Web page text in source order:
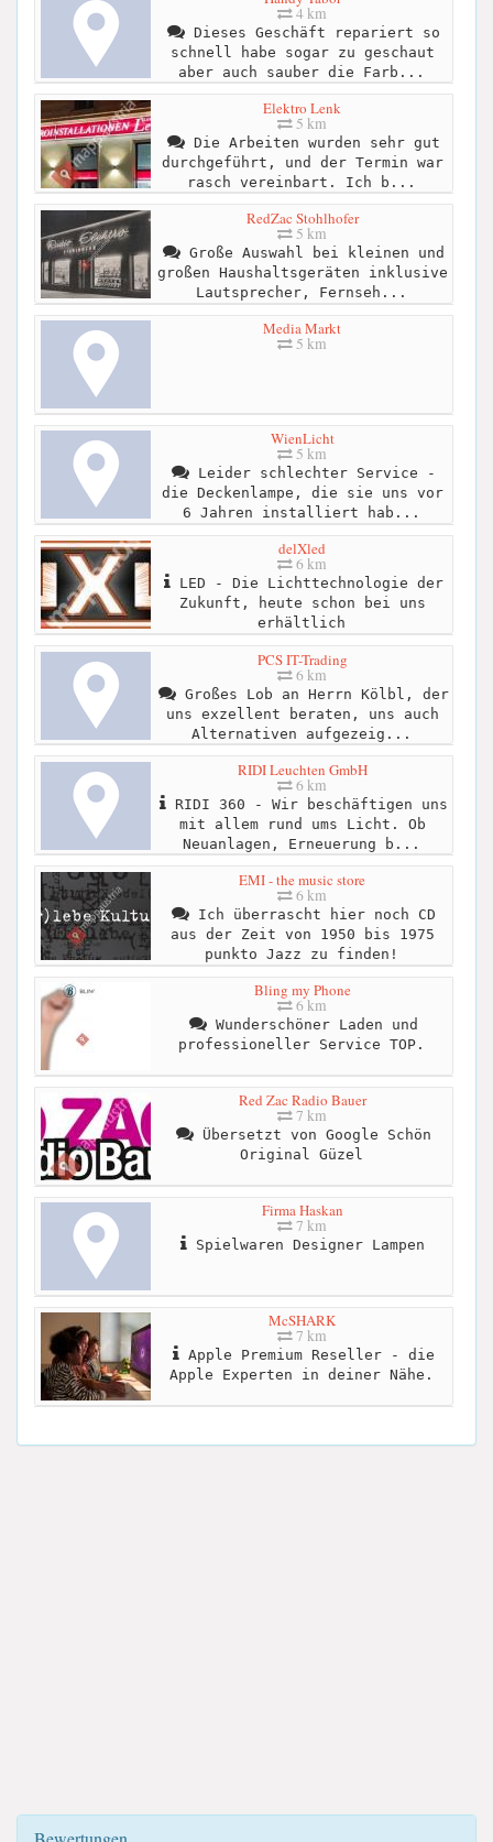
4 km
Dieses Geschäft repariert so
schnell habe sogar zu geschaut
aber auch sauber die Farb...
Elektro Lenk
5 km
Die Arbeiten wurden sehr gut
durchgeführt, und der Termin war
rasch vereinbart. Ich b...
RedZac Stohlhofer
5 km
Große Auswahl bei kleinen und
großen Haushaltsgeräten inklusive
Lautsprecher, Fernseh...
Media Markt
5 km
WienLicht
5 km
Leider schlechter Service -
die Deckenlampe, die sie uns vor
6 Jahren installiert hab...
delXled
6 km
LED - Die Lichttechnologie der
Zukunft, heute schon bei uns
erhältlich
PCS IT-Trading
6 km
Großes Lob an Herrn Kölbl, der
uns exzellent beraten, uns auch
Alternativen aufgezeig...
RIDI Leuchten GmbH
6 km
RIDI 360 - Wir beschäftigen uns
mit allem rund ums Licht. Ob
Neuanlagen, Erneuerung b...
EMI - the music store
6 km
Ich überrascht hier noch CD
aus der Zeit von 1950 bis 1975
punkto Jazz zu finden!
Bling my Phone
6 km
Wunderschöner Laden und
professioneller Service TOP.
Red Zac Radio Bauer
7 km
Übersetzt von Google Schön
Original Güzel
Firma Haskan
7 km
Spielwaren Designer Lampen
McSHARK
7 km
Apple Premium Reseller - die
Apple Experten in deiner Nähe.